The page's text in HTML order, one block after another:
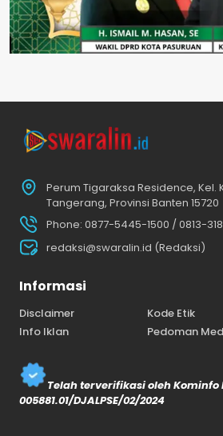
Perum Tigaraksa Residence, Kel.
Tangerang, Provinsi Banten 15720
Phone: 0877-5445-1500 / 0813-
redaksi@swaralin.id (Redaksi)
Informasi
Disclaimer Kode Etik
Info Iklan
Pedoman
Telah terverifikasi oleh Kominfo
005881.01/DJALPSE/02/2024